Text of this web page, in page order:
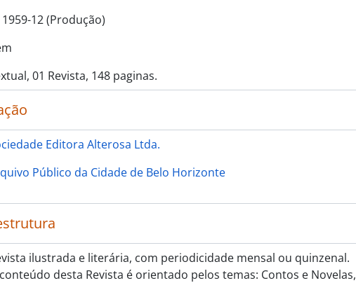
1959-12 (Produção)
01 Revista, 148 paginas.
Editora Alterosa Ltda.
Público da Cidade de Belo Horizonte
ilustrada e literária, com periodicidade mensal ou quinzenal.
desta Revista é orientado pelos temas: Contos e Novelas,